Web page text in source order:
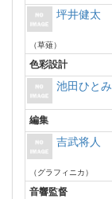
坪井健太
（草薙）
色彩設計
池田ひとみ
編集
吉武将人
（グラフィニカ）
音響監督